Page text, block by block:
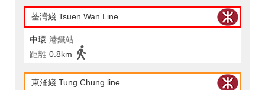
荃灣綫 Tsuen Wan Line
中環 港鐵站
距離 0.8km
東涌綫 Tung Chung line